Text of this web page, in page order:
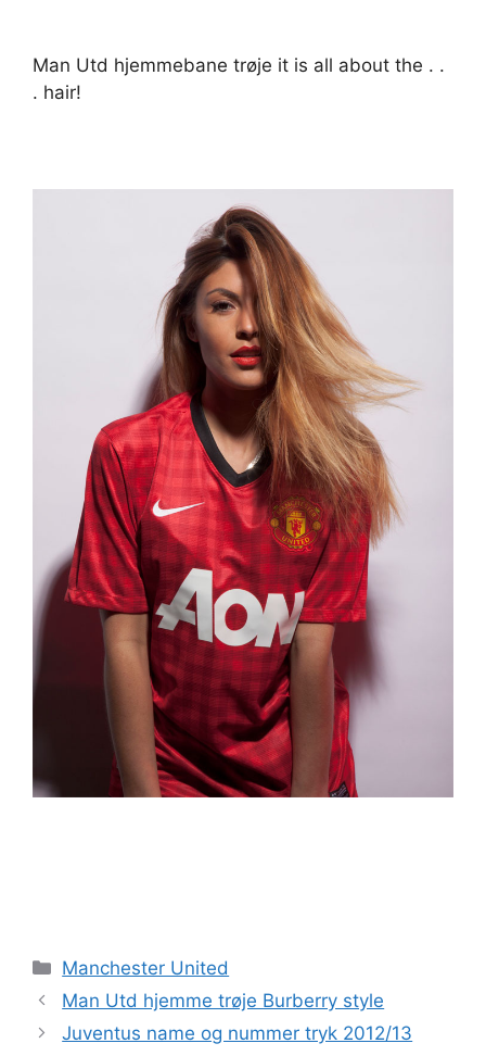
Man Utd hjemmebane trøje it is all about the . .
. hair!
Kategorier
Manchester United
Man Utd hjemme trøje Burberry style
Juventus name og nummer tryk 2012/13